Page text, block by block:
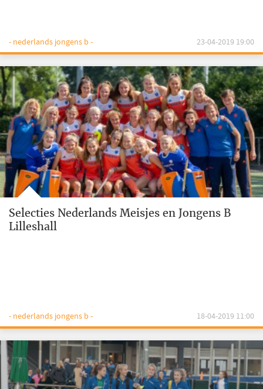
- nederlands jongens b - 23-04-2019 19:00
Selecties Nederlands Meisjes en Jongens B
Lilleshall
- nederlands jongens b - 18-04-2019 11:00